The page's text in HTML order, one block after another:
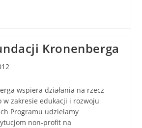
Kronenberga
wspiera działania na rzecz
zakresie edukacji i rozwoju
Programu udzielamy
non-profit na